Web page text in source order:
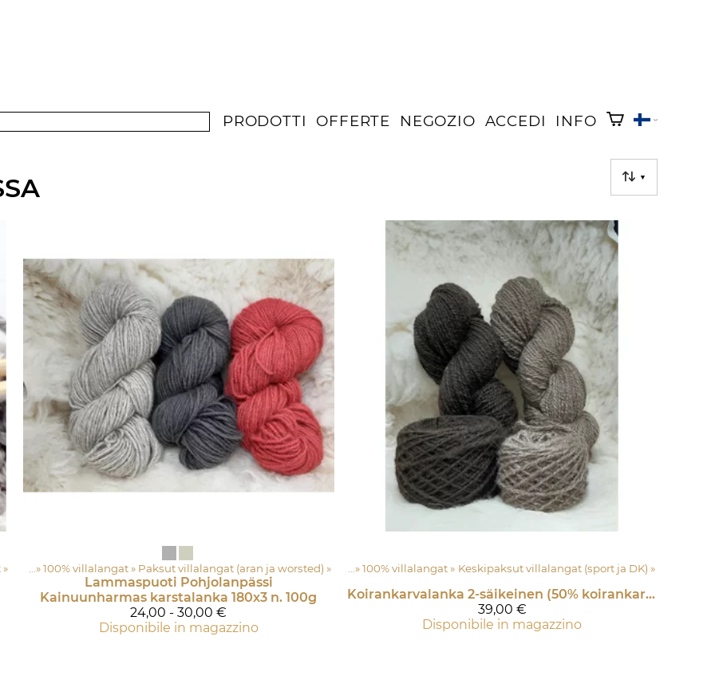
PRODOTTI OFFERTE NEGOZIO ACCEDI INFO
▼
‪» ‪» 100% villalangat‪» Paksut villalangat (aran ja worsted) ‪»
Lammaspuoti Pohjolanpässi
Kainuunharmas karstalanka 180x3 n. 100g
24,00 - 30,00 €
Disponibile in magazzino
Prodotti ‪»Lankapuoti ‪»Langat e accessori ‪» 100% villalangat ‪» Keskipaksut villalangat (sport ja DK) ‪»
Koirankarvalanka 2-säikeinen (50% koirankarvaa)
39,00 €
Disponibile in magazzino